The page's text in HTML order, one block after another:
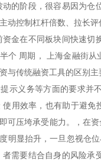
的阶段，很容易因为
动控制杠杆倍数、拉长
资金在不同板块间快速切
个 周期， 上海金融街
与传统融资工具的区别
示义务等方面的要求并
用效率，也有助于避
可压垮承受能力。，在
明显抬升，一旦忽视仓
需要结合自身的风险